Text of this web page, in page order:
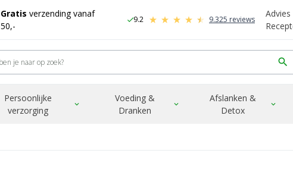
Gratis verzending vanaf
50,-
check9.2 9.325 reviews
Advies
search
Persoonlijke
verzorging
expand_more
Voeding &
Dranken
expand_more
Afslanken &
Detox
expand_more